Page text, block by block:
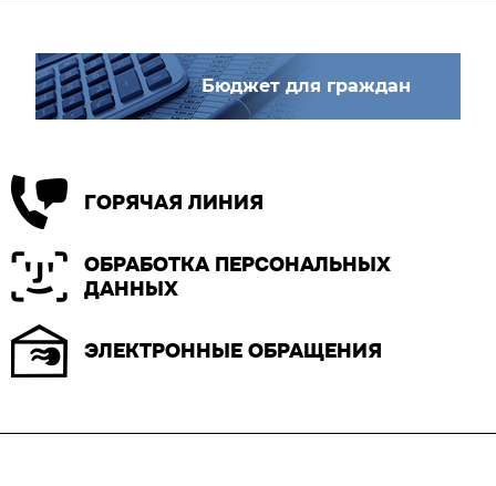
Бюджет для граждан
ГОРЯЧАЯ ЛИНИЯ
ОБРАБОТКА ПЕРСОНАЛЬНЫХ
ДАННЫХ
ЭЛЕКТРОННЫЕ ОБРАЩЕНИЯ